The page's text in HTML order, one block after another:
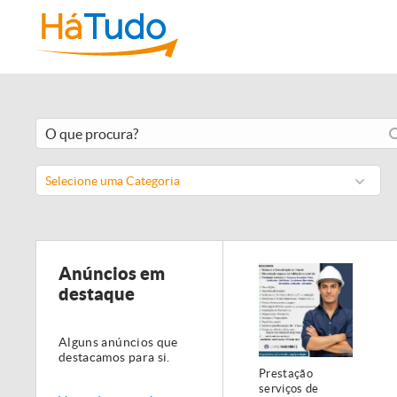
Selecione uma Categoria
Anúncios em
destaque
Alguns anúncios que
destacamos para si.
Prestação
serviços de